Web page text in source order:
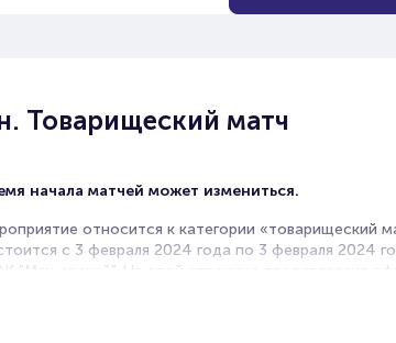
Товарищеский матч
начала матчей может измениться.
относится к категории «товарищеский
с 3 февраля 2024 года по 3 февраля 2024
"Мещерский". На этой странице представлена